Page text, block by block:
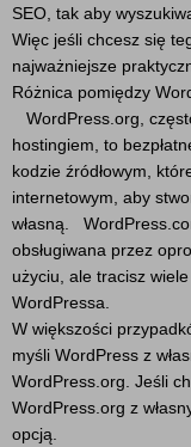
SEO, tak aby
Więc jeśli chcesz się
najważniejsze
Różnica pomiędzy
WordPress.org,
hostingiem, to
kodzie źródłowym,
internetowym, aby
własną.
obsługiwana przez
użyciu, ale tracisz
WordPressa.
W większości
myśli WordPress z
WordPress.org. Jeśli
WordPress.org z
opcją.